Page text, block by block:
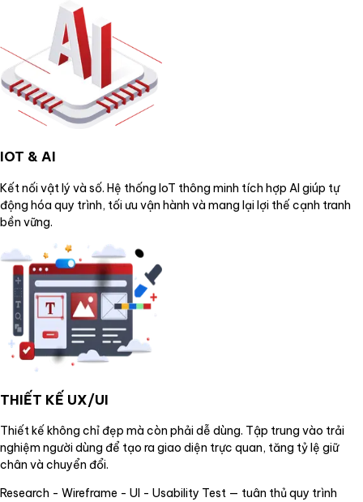
IOT & AI
Kết nối vật lý và số. Hệ thống IoT thông minh tích hợp AI giúp tự
động hóa quy trình, tối ưu vận hành và mang lại lợi thế cạnh tranh
bền vững.
THIẾT KẾ UX/UI
Thiết kế không chỉ đẹp mà còn phải dễ dùng. Tập trung vào trải
nghiệm người dùng để tạo ra giao diện trực quan, tăng tỷ lệ giữ
chân và chuyển đổi.
Research - Wireframe - UI - Usability Test — tuân thủ quy trình